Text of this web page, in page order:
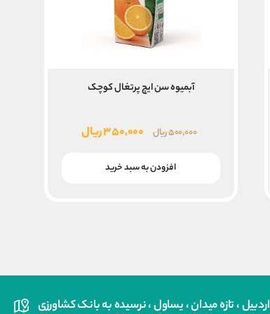
آبمیوه سن ایچ پرتغال کوچک
۵۰۰,۰۰۰ریال
قیمت
۵۰۰,۰۰۰ ریال
۳۵۰,۰۰۰ریالقیمت
افزودن به سبد خرید
اردبیل ، تازه میدان ، یساول ، نرسیده به بانک کشاورزی